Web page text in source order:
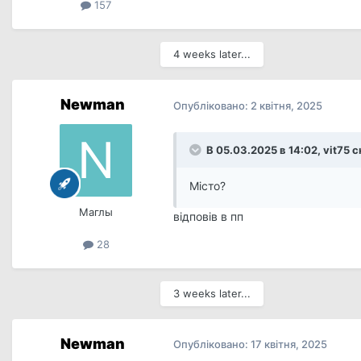
157
4 weeks later...
Newman
Маглы
28
Опубліковано: 2 квітня, 2025
В 05.03.2025 в 14:02, vit75
Місто?
відповів в пп
3 weeks later...
Newman Опубліковано: 17 квітня, 2025